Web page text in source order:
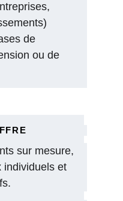
sur mesure,
individuels et
de
ou de